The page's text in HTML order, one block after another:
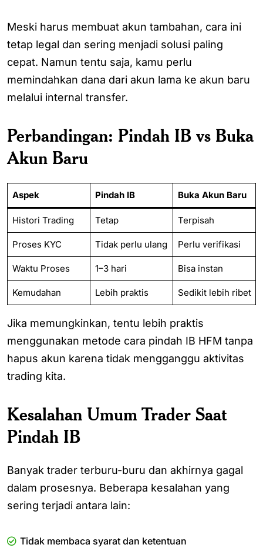
Meski harus membuat akun tambahan, cara ini
tetap legal dan sering menjadi solusi paling
cepat. Namun tentu saja, kamu perlu
memindahkan dana dari akun lama ke akun baru
melalui internal transfer.
Perbandingan: Pindah IB vs Buka
Akun Baru
Aspek Pindah IB Buka Akun Baru
Histori Trading Tetap Terpisah
Proses KYC Tidak perlu ulang Perlu verifikasi
Waktu Proses 1–3 hari Bisa instan
Kemudahan Lebih praktis Sedikit lebih ribet
Jika memungkinkan, tentu lebih praktis
menggunakan metode cara pindah IB HFM tanpa
hapus akun karena tidak mengganggu aktivitas
trading kita.
Kesalahan Umum Trader Saat
Pindah IB
Banyak trader terburu-buru dan akhirnya gagal
dalam prosesnya. Beberapa kesalahan yang
sering terjadi antara lain:
Tidak membaca syarat dan ketentuan